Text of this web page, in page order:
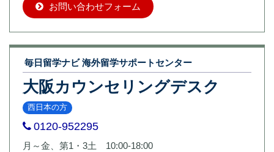
お問い合わせフォーム
毎日留学ナビ 海外留学サポートセンター
大阪カウンセリングデスク
西日本の方
0120-952295
月～金、第1・3土 10:00-18:00